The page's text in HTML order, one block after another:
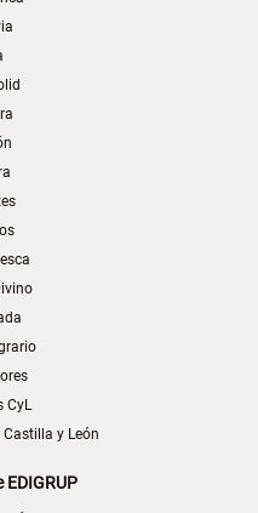
CyL
y León